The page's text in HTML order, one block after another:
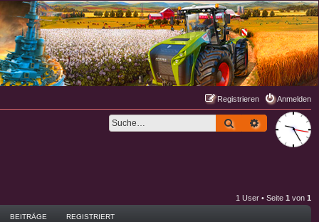
Anmelden
Registrieren
SucheErweiterte
1 User • Seite 1 von 1
BEITRÄGE REGISTRIERT